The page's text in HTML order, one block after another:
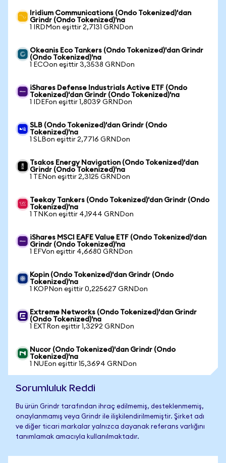
Iridium Communications (Ondo Tokenized)'dan
Grindr (Ondo Tokenized)'na
1 IRDMon eşittir 2,7131 GRNDon
Okeanis Eco Tankers (Ondo Tokenized)'dan Grindr
(Ondo Tokenized)'na
1 ECOon eşittir 3,3538 GRNDon
iShares Defense Industrials Active ETF (Ondo
Tokenized)'dan Grindr (Ondo Tokenized)'na
1 IDEFon eşittir 1,8039 GRNDon
SLB (Ondo Tokenized)'dan Grindr (Ondo
Tokenized)'na
1 SLBon eşittir 2,7716 GRNDon
Tsakos Energy Navigation (Ondo Tokenized)'dan
Grindr (Ondo Tokenized)'na
1 TENon eşittir 2,3125 GRNDon
Teekay Tankers (Ondo Tokenized)'dan Grindr (Ondo
Tokenized)'na
1 TNKon eşittir 4,1944 GRNDon
iShares MSCI EAFE Value ETF (Ondo Tokenized)'dan
Grindr (Ondo Tokenized)'na
1 EFVon eşittir 4,6680 GRNDon
Kopin (Ondo Tokenized)'dan Grindr (Ondo
Tokenized)'na
1 KOPNon eşittir 0,225627 GRNDon
Extreme Networks (Ondo Tokenized)'dan Grindr
(Ondo Tokenized)'na
1 EXTRon eşittir 1,3292 GRNDon
Nucor (Ondo Tokenized)'dan Grindr (Ondo
Tokenized)'na
1 NUEon eşittir 15,3694 GRNDon
Sorumluluk Reddi
Bu ürün Grindr tarafından ihraç edilmemiş, desteklenmemiş,
onaylanmamış veya Grindr ile ilişkilendirilmemiştir. Şirket adı
ve diğer ticari markalar yalnızca dayanak referans varlığını
tanımlamak amacıyla kullanılmaktadır.